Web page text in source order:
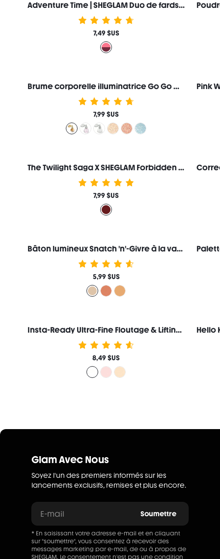
Adventure Time | SHEGLAM Duo de fards à joues en crème Bubbline
7,49 $US
Brume corporelle illuminatrice Go Go Glow-Or
7,99 $US
The Twilight Saga X SHEGLAM Forbidden Love Fard à joues liquide-Vitality
7,99 $US
Bâton lumineux Snatch 'n'-Givre à la vanille
5,99 $US
Insta-Ready Ultra-Fine Floutage & Lifting Poudre Fixante Deux en Un-Translucent
8,49 $US
Glam Avec Nous
Soyez l'un des premiers informés sur les
lancements exclusifs, remises et plus encore.
E-mail Soumettre
* En saisissant votre adresse e-mail et en cliquant
sur "soumettre", vous consentez à recevoir des
messages marketing par e-mail, de ou à propos de
SHEGLAM. Le consentement n'est pas une condition